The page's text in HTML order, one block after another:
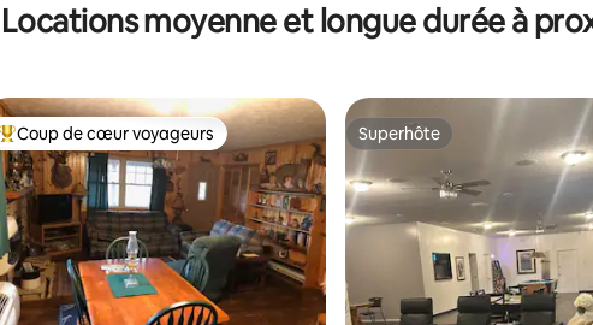
Locations moyenne et longue durée à
Coups de cœur voyageurs les plus appréciés
Coup de cœur voyageurs Superhôte
Superhôte